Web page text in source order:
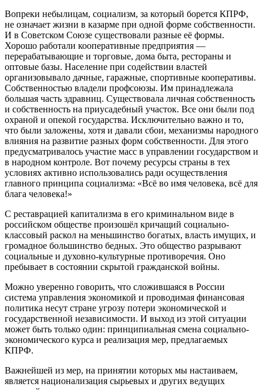
Вопреки небылицам, социализм, за который борется КПРФ,
не означает жизни в казарме при одной форме собственности.
И в Советском Союзе существовали разные её формы.
Хорошо работали кооперативные предприятия —
перерабатывающие и торговые, дома быта, рестораны и
оптовые базы. Население при содействии властей
организовывало дачные, гаражные, спортивные кооперативы.
Собственностью владели профсоюзы. Им принадлежала
большая часть здравниц. Существовала личная собственность
и собственность на приусадебный участок. Все они были под
охраной и опекой государства. Исключительно важно и то,
что были заложены, хотя и давали сбои, механизмы народного
влияния на развитие разных форм собственности. Для этого
предусматривалось участие масс в управлении государством и
в народном контроле. Вот почему ресурсы страны в тех
условиях активно использовались ради осуществления
главного принципа социализма: «Всё во имя человека, всё для
блага человека!»
С реставрацией капитализма в его криминальном виде в
российском обществе произошёл кричащий социально-
классовый раскол на меньшинство богатых, власть имущих, и
громадное большинство бедных. Это общество разрывают
социальные и духовно-культурные противоречия. Оно
пребывает в состоянии скрытой гражданской войны.
Можно уверенно говорить, что сложившаяся в России
система управления экономикой и проводимая финансовая
политика несут стране угрозу потери экономической и
государственной независимости. И выход из этой ситуации
может быть только один: принципиальная смена социально-
экономического курса и реализация мер, предлагаемых
КПРФ.
Важнейшей из мер, на принятии которых мы настаиваем,
является национализация сырьевых и других ведущих